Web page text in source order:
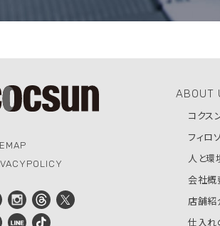
ABOUT
コクス
フィロ
人と環
会社概
店舗紹
仕入れ